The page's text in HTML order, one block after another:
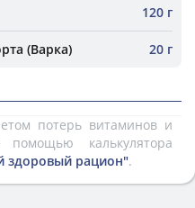
120 г
(Варка) 20 г
потерь витаминов и
калькулятора
здоровый рацион".